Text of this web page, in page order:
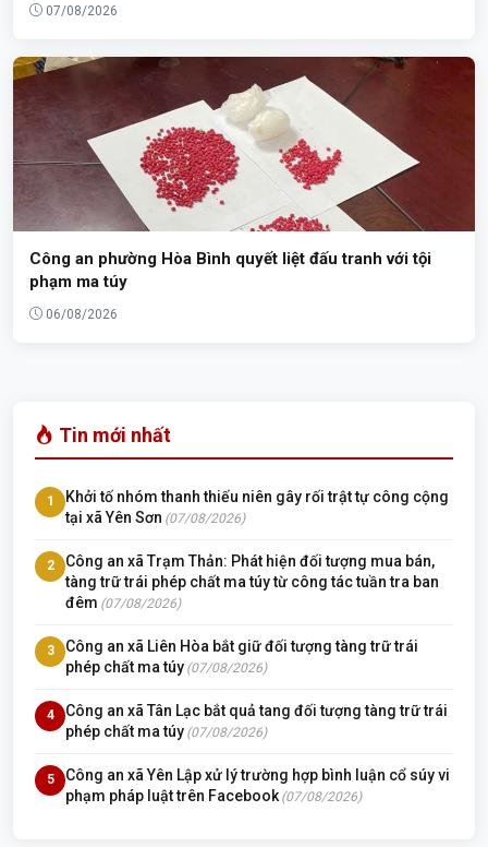
07/08/2026
Công an phường Hòa Bình quyết liệt đấu tranh với tội
phạm ma túy
06/08/2026
Tin mới nhất
1
Khởi tố nhóm thanh thiếu niên gây rối trật tự công cộng
tại xã Yên Sơn (07/08/2026)
2
Công an xã Trạm Thản: Phát hiện đối tượng mua bán,
tàng trữ trái phép chất ma túy từ công tác tuần tra ban
đêm (07/08/2026)
3
Công an xã Liên Hòa bắt giữ đối tượng tàng trữ trái
phép chất ma túy (07/08/2026)
4
Công an xã Tân Lạc bắt quả tang đối tượng tàng trữ trái
phép chất ma túy (07/08/2026)
5
Công an xã Yên Lập xử lý trường hợp bình luận cổ súy vi
phạm pháp luật trên Facebook (07/08/2026)